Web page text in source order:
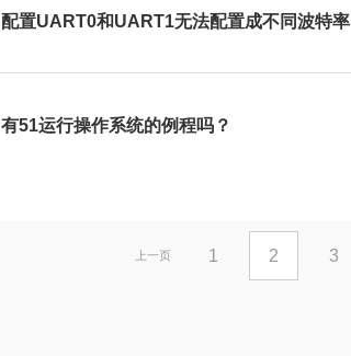
配置UART0和UART1无法配置成不同波特率
有51运行操作系统的例程吗？
上一页 1 2 3